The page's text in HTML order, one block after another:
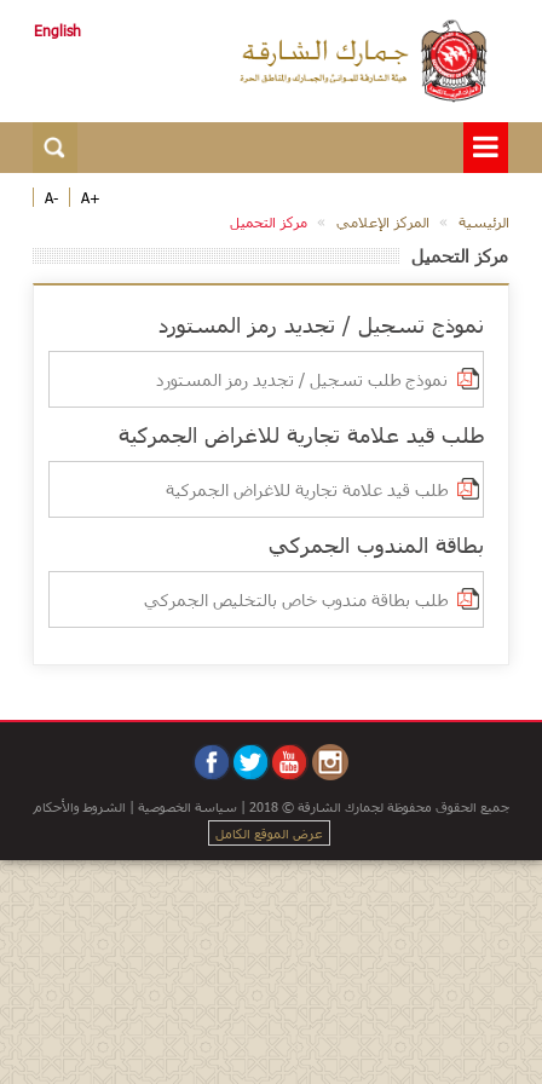
English
+A
-A
الرئيسية
المركز الإعلامي مركز التحميل
مركز التحميل
نموذج تسجيل / تجديد رمز المستورد
نموذج طلب تسجيل / تجديد رمز المستورد
طلب قيد علامة تجارية للاغراض الجمركية
طلب قيد علامة تجارية للاغراض الجمركية
بطاقة المندوب الجمركي
طلب بطاقة مندوب خاص بالتخليص الجمركي
جميع الحقوق محفوظة لجمارك الشارقة © 2018 | سياسة الخصوصية
الشروط والأحكام
عرض الموقع الكامل